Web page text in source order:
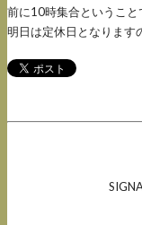
前に10時集合ということ
明日は定休日となります